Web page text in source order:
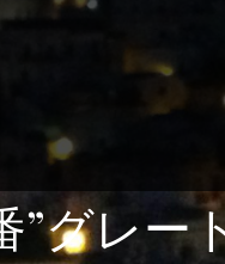
グレー